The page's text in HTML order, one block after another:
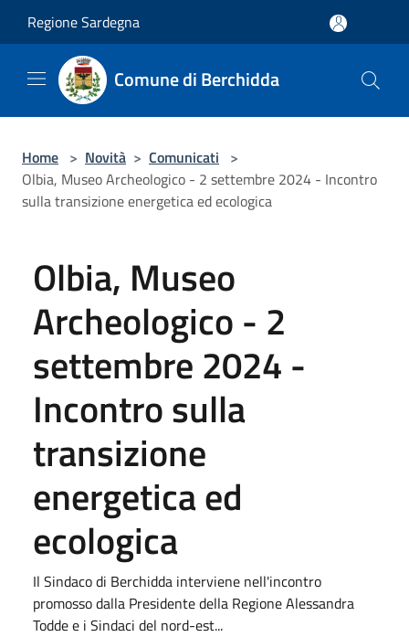
Regione Sardegna
Comune di Berchidda
Home > Novità > Comunicati >
Olbia, Museo Archeologico - 2 settembre 2024 - Incontro
sulla transizione energetica ed ecologica
Olbia, Museo
Archeologico - 2
settembre 2024 -
Incontro sulla
transizione
energetica ed
ecologica
Il Sindaco di Berchidda interviene nell'incontro
promosso dalla Presidente della Regione Alessandra
Todde e i Sindaci del nord-est...